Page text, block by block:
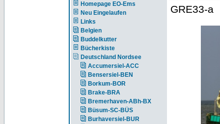
Homepage EO-Ems
Neu Eingelaufen
Links
Belgien
Buddelkutter
Bücherkiste
Deutschland Nordsee
Accumersiel-ACC
Bensersiel-BEN
Borkum-BOR
Brake-BRA
Bremerhaven-ABh-BX
Büsum-SC-BÜS
Burhaversiel-BUR
GRE33-a